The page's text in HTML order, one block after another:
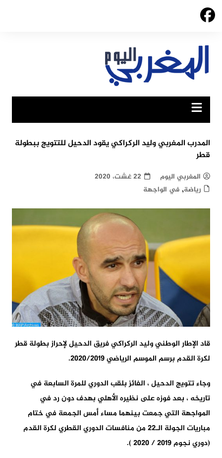
Skip
المدرب المغربي وليد الركراكي يقود الدحيل للتتويج ببطولة
قطر
المغربي اليوم
22 غشت، 2020
رياضة, في الواجهة
قاد الإطار الوطني وليد الركراكي فريق الدحيل لإحراز بطولة قطر
لكرة القدم برسم الموسم الرياضي 2020/2019.
وجاء تتويج الدحيل ، الفائز بلقب الدوري للمرة السابعة في
تاريخه ، بعد فوزه على نظيره الأهلي بهدف دون رد في
المواجهة التي جمعت بينهما مساء أمس الجمعة في ختام
مباريات الجولة الـ22 من منافسات الدوري القطري لكرة القدم
(دوري نجوم 2019 / 2020 ).